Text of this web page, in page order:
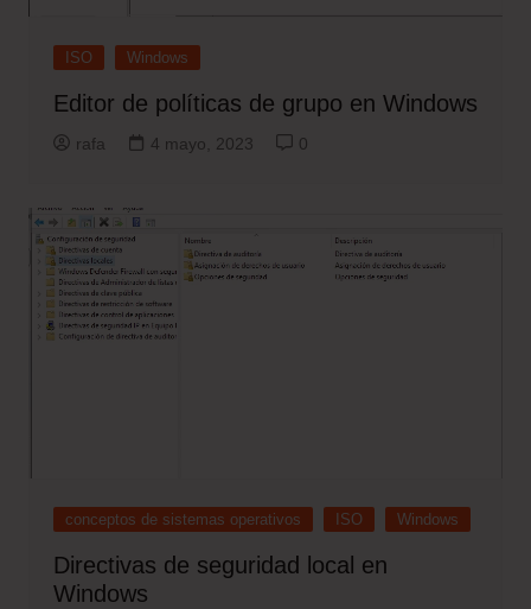
ISO Windows
Editor de políticas de grupo en Windows
rafa 4 mayo, 2023 0
conceptos de sistemas operativos ISO Windows
Directivas de seguridad local en
Windows